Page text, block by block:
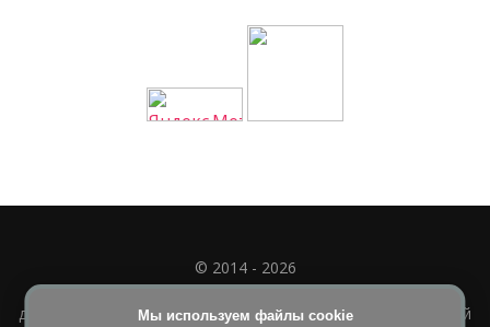
Мы используем файлы cookie
© 2014 - 2026
Полное или частичное использование материала
допускается только при наличии активной и индексируемой